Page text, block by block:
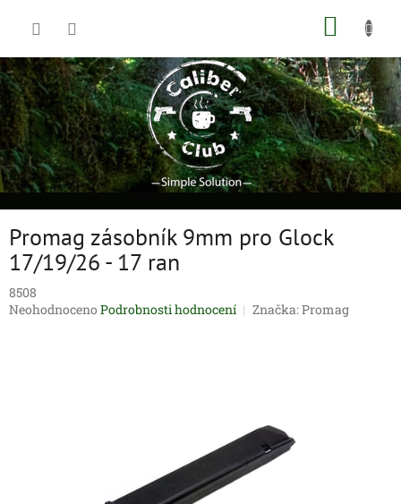
Promag zásobník 9mm pro Glock
17/19/26 - 17 ran
8508
Průměrné
Neohodnoceno Podrobnosti hodnocení Značka:Promag